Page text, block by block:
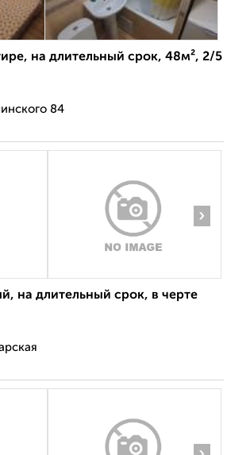
на длительный срок, 48м², 2/5
84
›
на длительный срок, в черте